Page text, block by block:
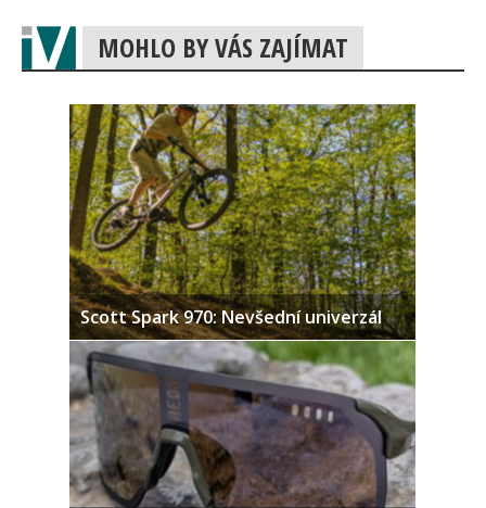
MOHLO BY VÁS ZAJÍMAT
Scott Spark 970: Nevšední univerzál